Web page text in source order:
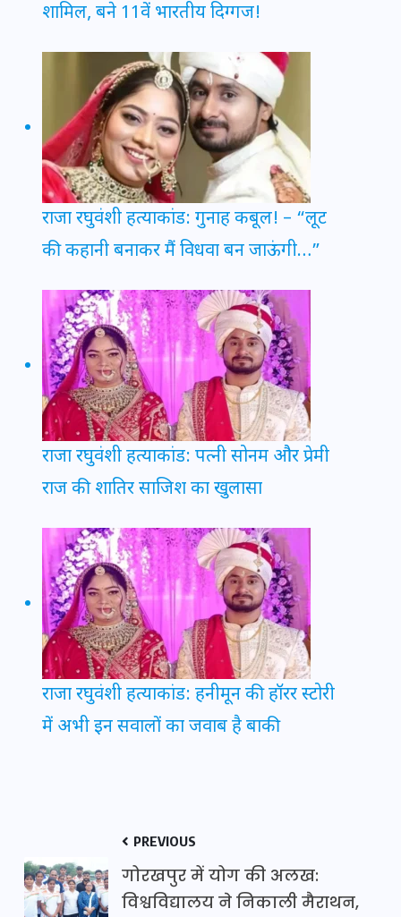
शामिल, बने 11वें भारतीय दिग्गज!
राजा रघुवंशी हत्याकांड: गुनाह कबूल! – “लूट
की कहानी बनाकर मैं विधवा बन जाऊंगी…”
राजा रघुवंशी हत्याकांड: पत्नी सोनम और प्रेमी
राज की शातिर साजिश का खुलासा
राजा रघुवंशी हत्याकांड: हनीमून की हॉरर स्टोरी
में अभी इन सवालों का जवाब है बाकी
PREVIOUS
गोरखपुर में योग की अलख:
विश्वविद्यालय ने निकाली मैराथन,